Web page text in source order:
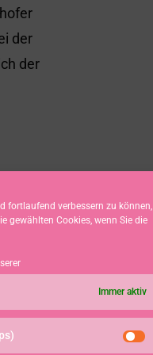
fortlaufend verbessern zu können,
gewählten Cookies, wenn Sie die
Immer aktiv
der
der